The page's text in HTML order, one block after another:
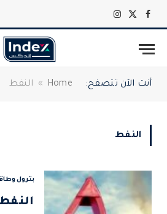
فيسبوك
X
الانستغرام
أنت الآن تتصفح: Home
» النفط
النفط
بترول